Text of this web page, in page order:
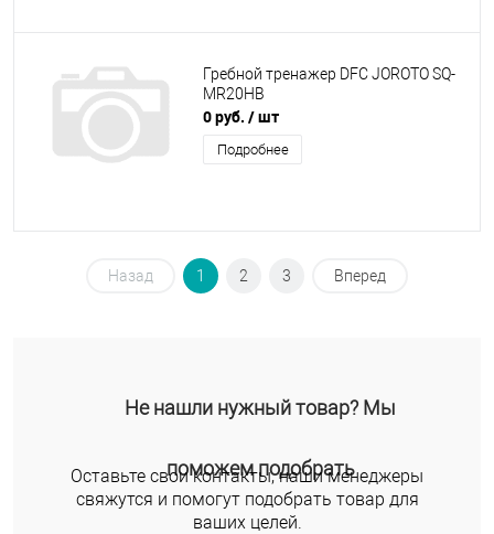
Гребной тренажер DFC JOROTO SQ-
MR20HB
0 руб. / шт
Подробнее
Назад 1 2 3 Вперед
Не нашли нужный товар? Мы
поможем подобрать
Оставьте свои контакты, наши менеджеры
свяжутся и помогут подобрать товар для
ваших целей.